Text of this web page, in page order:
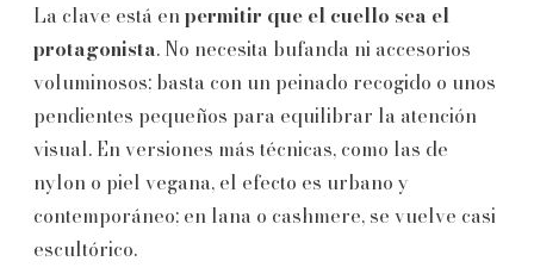
La clave está enpermitir que el cuello sea el
protagonista. No necesita bufanda ni accesorios
voluminosos; basta con un peinado recogido o unos
pendientes pequeños para equilibrar la atención
visual. En versiones más técnicas, como las de
nylon o piel vegana, el efecto es urbano y
contemporáneo; en lana o cashmere, se vuelve casi
escultórico.